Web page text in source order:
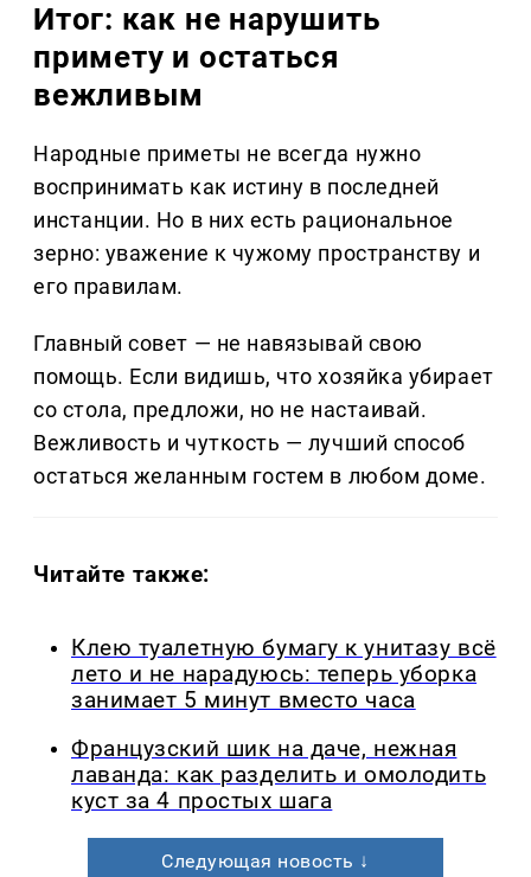
Итог: как не нарушить
примету и остаться
вежливым
Народные приметы не всегда нужно
воспринимать как истину в последней
инстанции. Но в них есть рациональное
зерно: уважение к чужому пространству и
его правилам.
Главный совет — не навязывай свою
помощь. Если видишь, что хозяйка убирает
со стола, предложи, но не настаивай.
Вежливость и чуткость — лучший способ
остаться желанным гостем в любом доме.
Читайте также:
Клею туалетную бумагу к унитазу всё
лето и не нарадуюсь: теперь уборка
занимает 5 минут вместо часа
Французский шик на даче, нежная
лаванда: как разделить и омолодить
куст за 4 простых шага
Следующая новость ↓